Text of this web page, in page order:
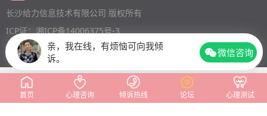
亲，我在线，有烦恼可向我倾
诉。
微信咨询
首页 心理咨询 倾诉热线 论坛 心理测试
长沙给力信息技术有限公司 版权所有
ICP证：湘ICP备14006375号-3